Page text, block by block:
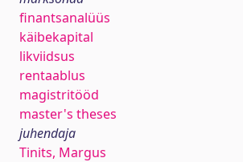
finantsanalüüs
käibekapital
likviidsus
rentaablus
magistritööd
master's theses
juhendaja
Tinits, Margus